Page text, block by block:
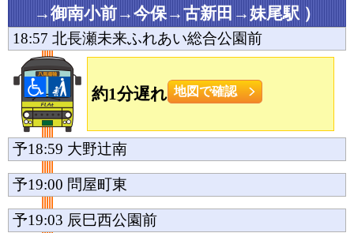
→御南小前→今保→古新田→妹尾駅 ）
18:57 北長瀬未来ふれあい総合公園前
約1分遅れ 地図で確認
予18:59 大野辻南
予19:00 問屋町東
予19:03 辰巳西公園前